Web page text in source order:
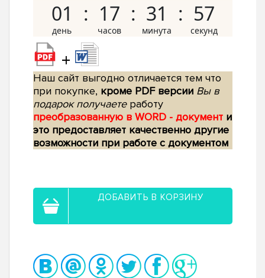
01 17 31 56
+
Наш сайт выгодно отличается тем что
при покупке, кроме PDF версии Вы в
подарок получаетеработу
преобразованную в WORD - документ и
это предоставляет качественно другие
возможности при работе с документом
ДОБАВИТЬ В КОРЗИНУ